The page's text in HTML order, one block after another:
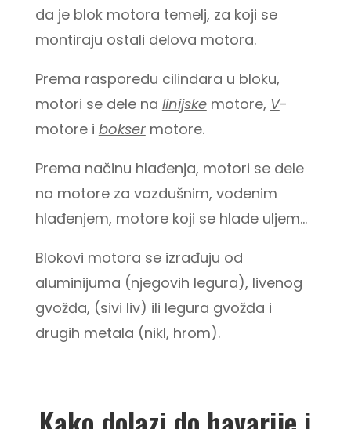
da je blok motora temelj, za koji se
montiraju ostali delova motora.
Prema rasporedu cilindara u bloku,
motori se dele na linijskemotore, V-
motore i boksermotore.
Prema načinu hlađenja, motori se dele
na motore za vazdušnim, vodenim
hlađenjem, motore koji se hlade uljem…
Blokovi motora se izrađuju od
aluminijuma (njegovih legura), livenog
gvožđa, (sivi liv) ili legura gvožđa i
drugih metala (nikl, hrom).